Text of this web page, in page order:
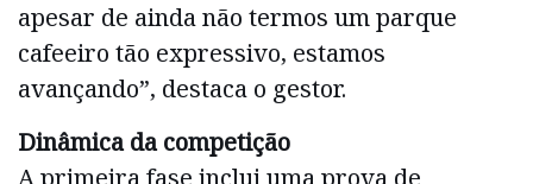
apesar de ainda não termos um parque
cafeeiro tão expressivo, estamos
avançando”, destaca o gestor.
Dinâmica da competição
A primeira fase inclui uma prova de